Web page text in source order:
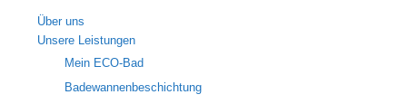
Über uns
Unsere Leistungen
Mein ECO-Bad
Badewannenbeschichtung